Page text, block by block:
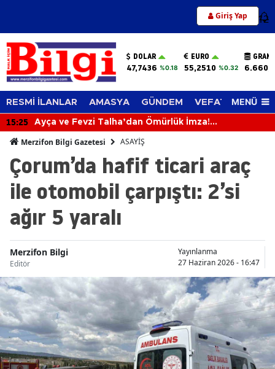
Giriş Yap 12
DOLAR
47,7436 %0.18
EURO
55,2510 %0.32
RESMİ İLANLAR AMASYA GÜNDEM VEFAT EDENLER
MENÜ
15:25
Ayça ve Fevzi Talha’dan Ömürlük İmza!
Merzifon Bilgi Gazetesi ASAYİŞ
Çorum’da hafif ticari araç
ile otomobil çarpıştı: 2’si
ağır 5 yaralı
Merzifon Bilgi
Editör
Yayınlanma
27 Haziran 2026 - 16:47